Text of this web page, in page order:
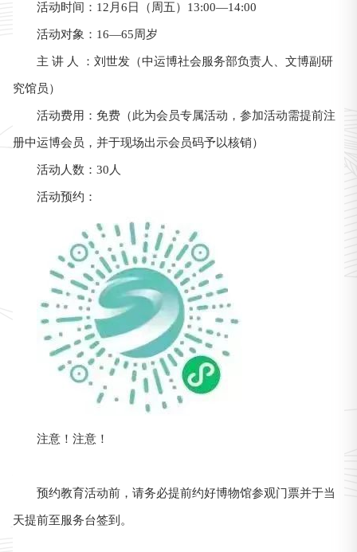
活动时间：12月6日（周五）13:00—14:00
活动对象：16—65周岁
主 讲 人 ：刘世发（中运博社会服务部负责人、文博副研
究馆员）
活动费用：免费（此为会员专属活动，参加活动需提前注
册中运博会员，并于现场出示会员码予以核销）
活动人数：30人
活动预约：
注意！注意！
预约教育活动前，请务必提前约好博物馆参观门票并于当
天提前至服务台签到。